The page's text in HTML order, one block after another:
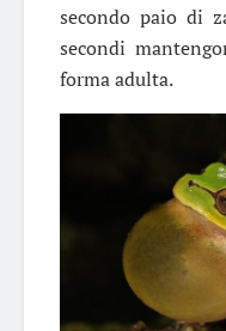
secondo paio di
secondi
forma adulta.